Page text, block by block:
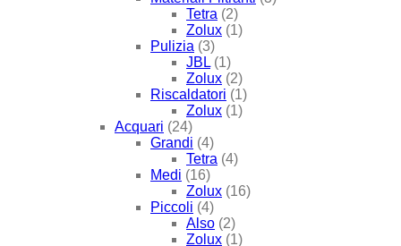
Tetra (2)
Zolux (1)
Pulizia (3)
JBL (1)
Zolux (2)
Riscaldatori (1)
Zolux (1)
Acquari (24)
Grandi (4)
Tetra (4)
Medi (16)
Zolux (16)
Piccoli (4)
Also (2)
Zolux (1)